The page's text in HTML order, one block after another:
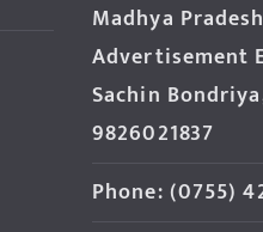
Madhya
Advertisement
Sachin
9826021837
Phone: (0755)